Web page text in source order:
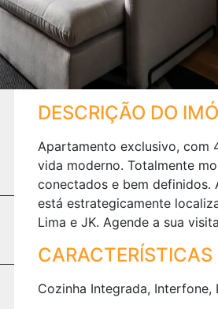
DESCRIÇÃO DO
Apartamento exclusivo, com
vida moderno. Totalmente
conectados e bem definidos.
está estrategicamente
Lima e JK. Agende a sua
Cozinha Integrada, Interfone,